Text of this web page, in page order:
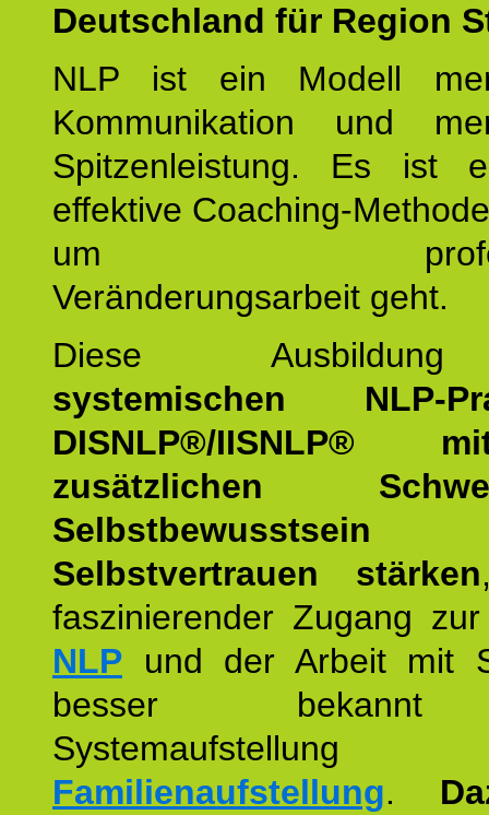
Deutschland für Region
NLP ist ein Modell
Kommunikation und
Spitzenleistung. Es ist
effektive Coaching-
um
Veränderungsarbeit geht.
Diese
systemischen NLP-
DISNLP®/IISNLP®
zusätzlichen
Selbstvertrauen stärken
faszinierender Zugang
NLP und der Arbeit mit
besser
Familienaufstellung.